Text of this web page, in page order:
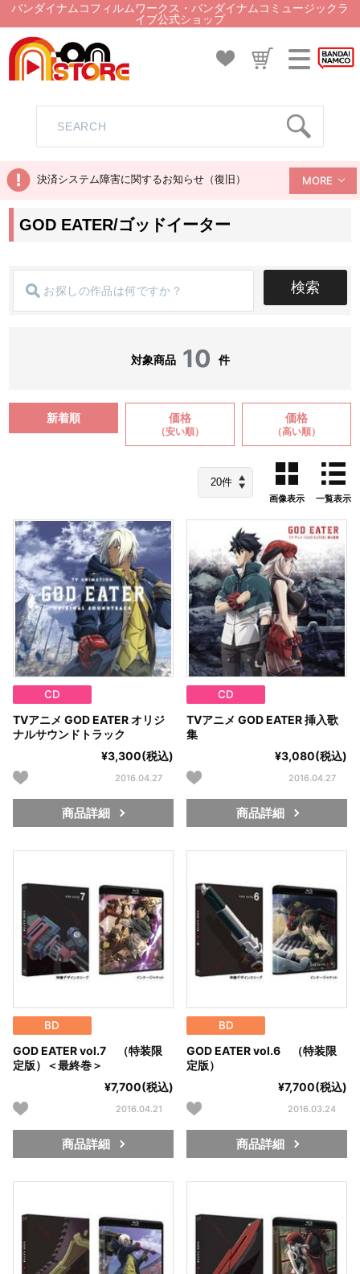
バンダイナムコフィルムワークス・バンダイナムコミュージックラ
イブ公式ショップ
決済システム障害に関するお知らせ（復旧） MORE
GOD EATER/ゴッドイーター
検索
対象商品 10 件
新着順 価格
（安い順）
価格
（高い順）
画像表示 一覧表示
CD
TVアニメ GOD EATER オリジ
ナルサウンドトラック
¥3,300(税込)
2016.04.27
商品詳細
CD
TVアニメ GOD EATER 挿入歌
集
¥3,080(税込)
2016.04.27
商品詳細
BD
GOD EATER vol.7 （特装限
定版）＜最終巻＞
¥7,700(税込)
2016.04.21
商品詳細
BD
GOD EATER vol.6 （特装限
定版）
¥7,700(税込)
2016.03.24
商品詳細